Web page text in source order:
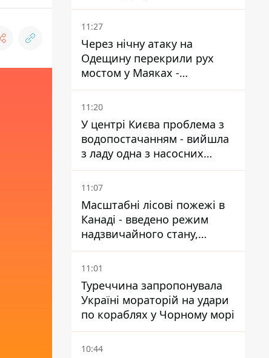
11:27
Через нічну атаку на
Одещину перекрили рух
мостом у Маяках -
подробиці від ДПСУ
11:20
У центрі Києва проблема з
водопостачанням - вийшла
з ладу одна з насосних
станцій
11:07
Масштабні лісові пожежі в
Канаді - введено режим
надзвичайного стану,
виїхали понад 20 тисяч
людей
11:01
Туреччина запропонувала
Україні мораторій на удари
по кораблях у Чорному морі
10:44